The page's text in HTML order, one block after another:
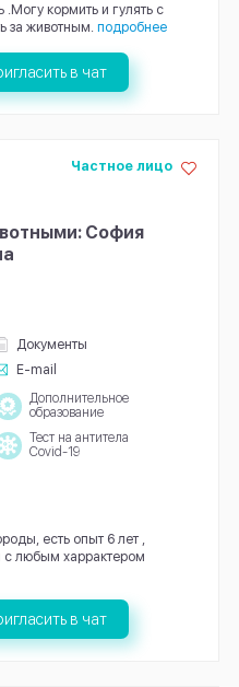
кормить и гулять с
за животным. подробнее
в чат
София
Документы
E-mail
Частное лицо
Дополнительное
образование
Тест на антитела
Covid-19
есть опыт 6 лет ,
любым харрактером
в чат